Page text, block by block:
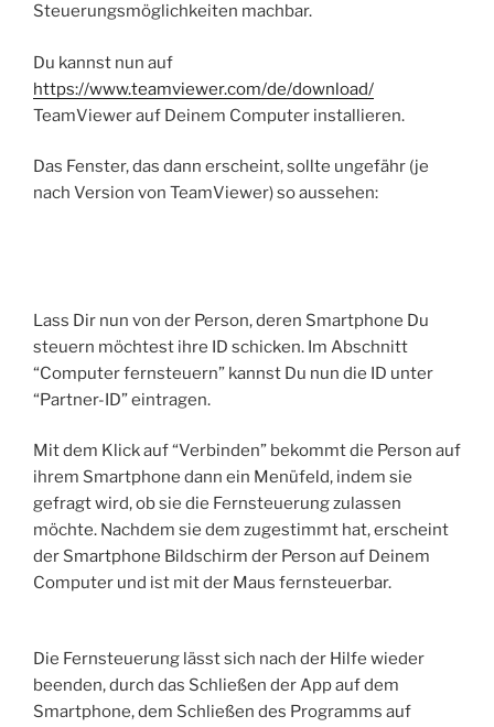
Steuerungsmöglichkeiten machbar.
Du kannst nun auf
https://www.teamviewer.com/de/download/
TeamViewer auf Deinem Computer installieren.
Das Fenster, das dann erscheint, sollte ungefähr (je
nach Version von TeamViewer) so aussehen:
Lass Dir nun von der Person, deren Smartphone Du
steuern möchtest ihre ID schicken. Im Abschnitt
“Computer fernsteuern” kannst Du nun die ID unter
“Partner-ID” eintragen.
Mit dem Klick auf “Verbinden” bekommt die Person auf
ihrem Smartphone dann ein Menüfeld, indem sie
gefragt wird, ob sie die Fernsteuerung zulassen
möchte. Nachdem sie dem zugestimmt hat, erscheint
der Smartphone Bildschirm der Person auf Deinem
Computer und ist mit der Maus fernsteuerbar.
Die Fernsteuerung lässt sich nach der Hilfe wieder
beenden, durch das Schließen der App auf dem
Smartphone, dem Schließen des Programms auf